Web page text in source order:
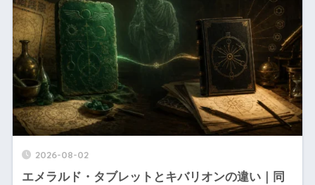
2026-08-02
エメラルド・タブレットとキバリオンの違い｜同